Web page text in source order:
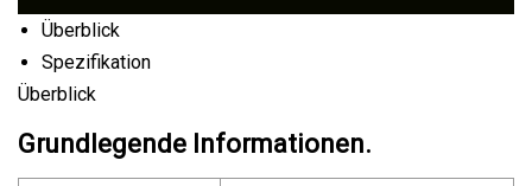
Überblick
Spezifikation
Überblick
Grundlegende Informationen.